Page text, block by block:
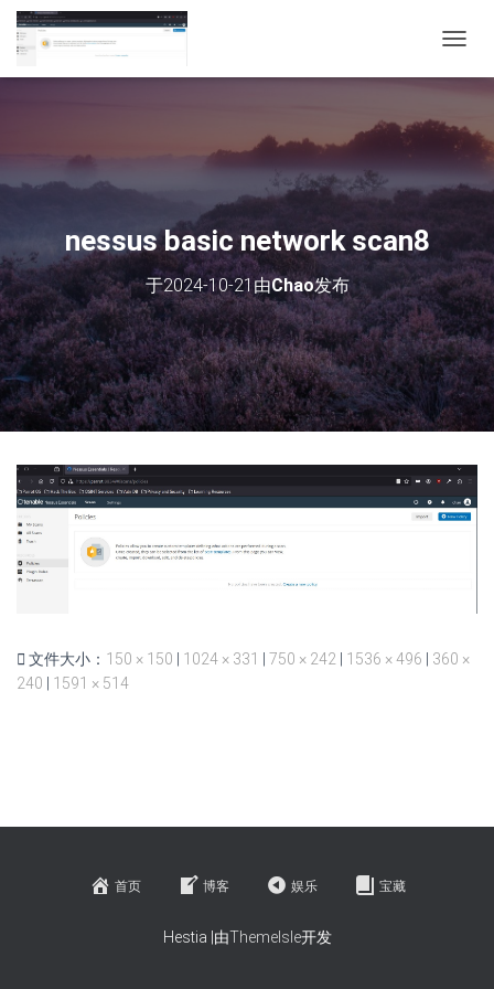
换
nessus basic network scan8
于2024-10-21 由Chao发布
文件大小： 150 × 150 1024 × 331 750 × 242 1536 × 496
360 ×
240
1591 × 514
首页 博客 娱乐 宝藏
Hestia |由ThemeIsle开发